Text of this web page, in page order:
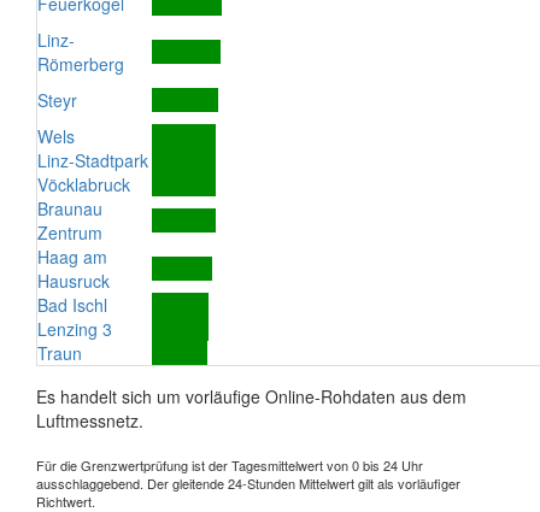
Linz-
Römerberg
Steyr
Wels
Linz-Stadtpark
Vöcklabruck
Braunau
Zentrum
Haag am
Hausruck
Bad Ischl
Lenzing 3
Traun
Es handelt sich um vorläufige Online-Rohdaten aus dem
Luftmessnetz.
Für die Grenzwertprüfung ist der Tagesmittelwert von 0 bis 24 Uhr
ausschlaggebend. Der gleitende 24-Stunden Mittelwert gilt als vorläufiger
Richtwert.